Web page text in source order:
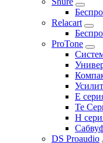
Relacart
ProTone
E
Te
H
DS Proaudio